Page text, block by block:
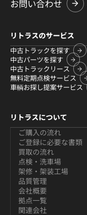
お問い合わせ
リトラスのサービス
中古トラックを探す
中古パーツを探す
中古トラックリース
無料定期点検サービス
車輌お探し提案サービス
リトラスについて
ご購入の流れ
ご登録に必要な書類
買取の流れ
点検・洗車場
架修・架装工場
品質管理
会社概要
拠点一覧
関連会社